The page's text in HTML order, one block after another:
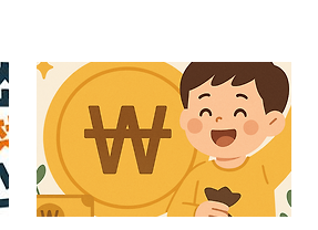
이 뛰어난 ‘가성비 태블릿’ 5종을 소개해
드릴게요! 🏆 1. 샤오미 패드 6 (Xiaomi
Pad 6)📅 출시일: 2023년 하반기🔋 저장
용량 및 가격대:6GB RAM / 128GB 저장
공간: 약 35만 원8GB RAM / 256GB 저
장 공간: 약 40만 원 👍🏻 장점: ✔️ 11인치
2.8K 고해상도 디스플레이 ✔️ 스냅드래곤